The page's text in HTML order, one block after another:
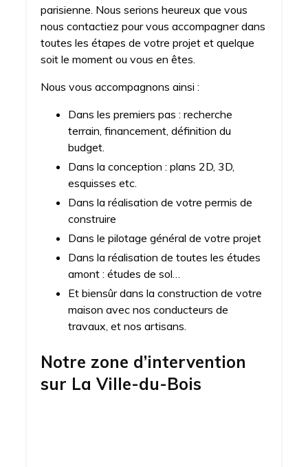
parisienne. Nous serions heureux que vous
nous contactiez pour vous accompagner dans
toutes les étapes de votre projet et quelque
soit le moment ou vous en êtes.
Nous vous accompagnons ainsi :
Dans les premiers pas : recherche
terrain, financement, définition du
budget.
Dans la conception : plans 2D, 3D,
esquisses etc.
Dans la réalisation de votre permis de
construire
Dans le pilotage général de votre projet
Dans la réalisation de toutes les études
amont : études de sol…
Et biensûr dans la construction de votre
maison avec nos conducteurs de
travaux, et nos artisans.
Notre zone d’intervention
sur La Ville-du-Bois